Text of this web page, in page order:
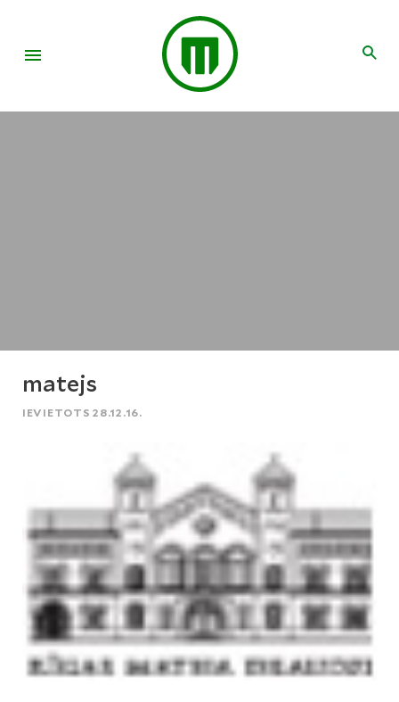
matejs
IEVIETOTS 28.12.16.